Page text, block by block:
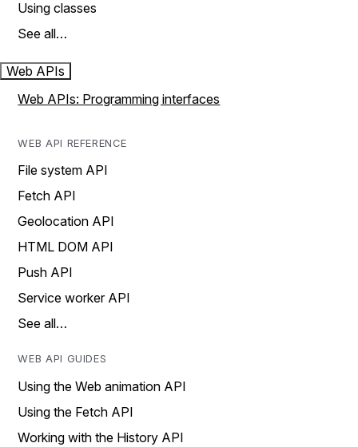
Using classes
See all…
Web APIs
Web APIs: Programming interfaces
WEB API REFERENCE
File system API
Fetch API
Geolocation API
HTML DOM API
Push API
Service worker API
See all…
WEB API GUIDES
Using the Web animation API
Using the Fetch API
Working with the History API